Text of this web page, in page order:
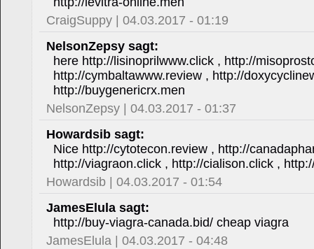
CraigSuppy | 04.03.2017 - 01:19
NelsonZepsy sagt:
here http://lisinoprilwww.click , http://
http://cymbaltawww.review , http://
http://buygenericrx.men
NelsonZepsy | 04.03.2017 - 01:37
Howardsib sagt:
Nice http://cytotecon.review , http://
http://viagraon.click , http://cialison.click ,
Howardsib | 04.03.2017 - 01:54
JamesElula sagt:
http://buy-viagra-canada.bid/ cheap viagra
JamesElula | 04.03.2017 - 04:48